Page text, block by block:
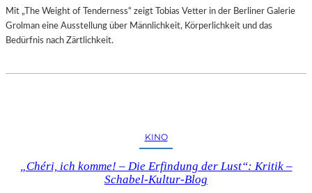
Mit „The Weight of Tenderness“ zeigt Tobias Vetter in der Berliner Galerie
Grolman eine Ausstellung über Männlichkeit, Körperlichkeit und das
Bedürfnis nach Zärtlichkeit.
KINO
„Chéri, ich komme! – Die Erfindung der Lust“: Kritik –
Schabel-Kultur-Blog